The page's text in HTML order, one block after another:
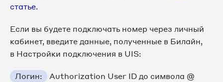
статье.
Если вы будете подключать номер через личный
кабинет, введите данные, полученные в Билайн,
в Настройки подключения в UIS:
Логин:
Authorization User ID до символа @